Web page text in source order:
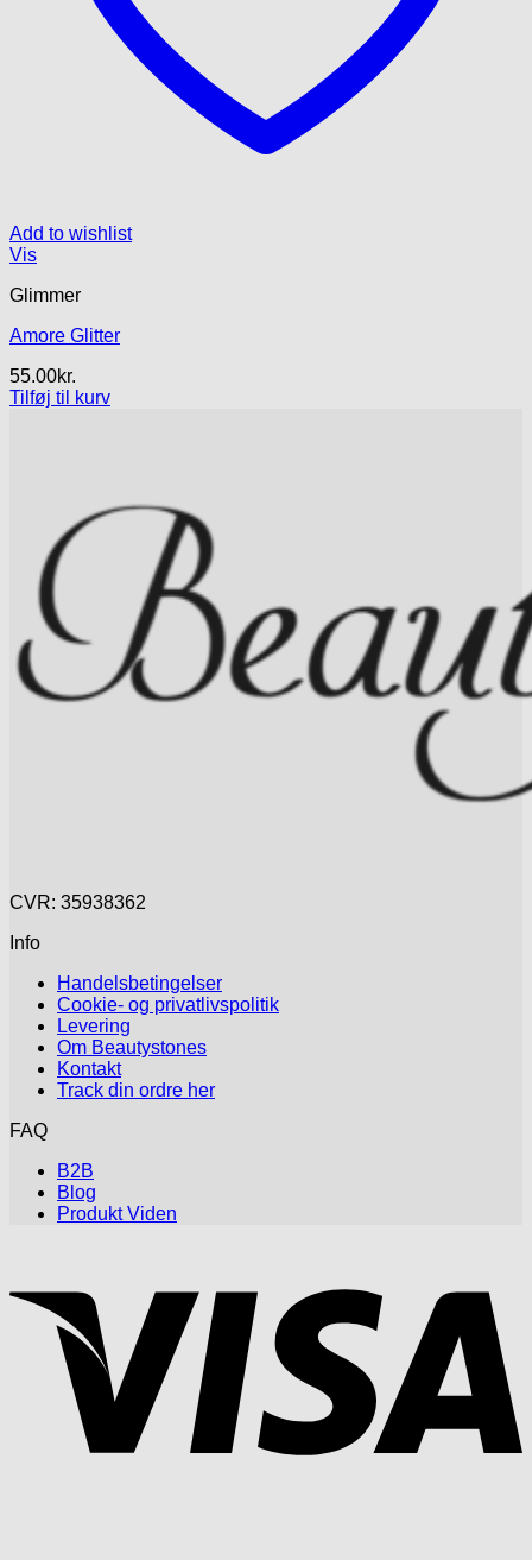
Add to wishlist
Vis
Glimmer
Amore Glitter
55.00kr.
Tilføj til kurv
CVR: 35938362
Info
Handelsbetingelser
Cookie- og privatlivspolitik
Levering
Om Beautystones
Kontakt
Track din ordre her
FAQ
B2B
Blog
Produkt Viden